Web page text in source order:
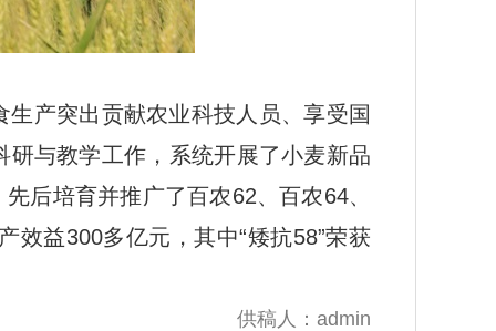
产突出贡献农业科技人员、享受国
与教学工作，系统开展了小麦新品
后培育并推广了百农62、百农64、
效益300多亿元，其中“矮抗58”荣获
供稿人：admin